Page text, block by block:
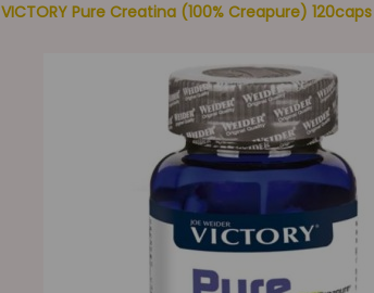
VICTORY Pure Creatina (100% Creapure) 120caps